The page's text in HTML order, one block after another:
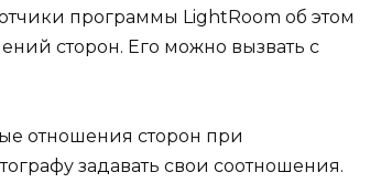
программы LightRoom об этом
сторон. Его можно вызвать с
отношения сторон при
задавать свои соотношения.